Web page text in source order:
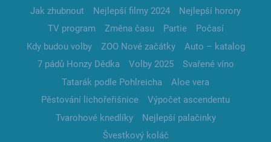
Jak zhubnout Nejlepší filmy 2024
Nejlepší horory
TV program
Změna času Partie
Počasí
Kdy budou volby
ZOO Nové začátky
Auto – katalog
7 pádů Honzy Dědka
Volby 2025
Svařené víno
Tatarák podle Pohlreicha
Aloe vera
Pěstování lichořeřišnice
Výpočet ascendentu
Tvarohové knedlíky
Nejlepší palačinky
Švestkový koláč